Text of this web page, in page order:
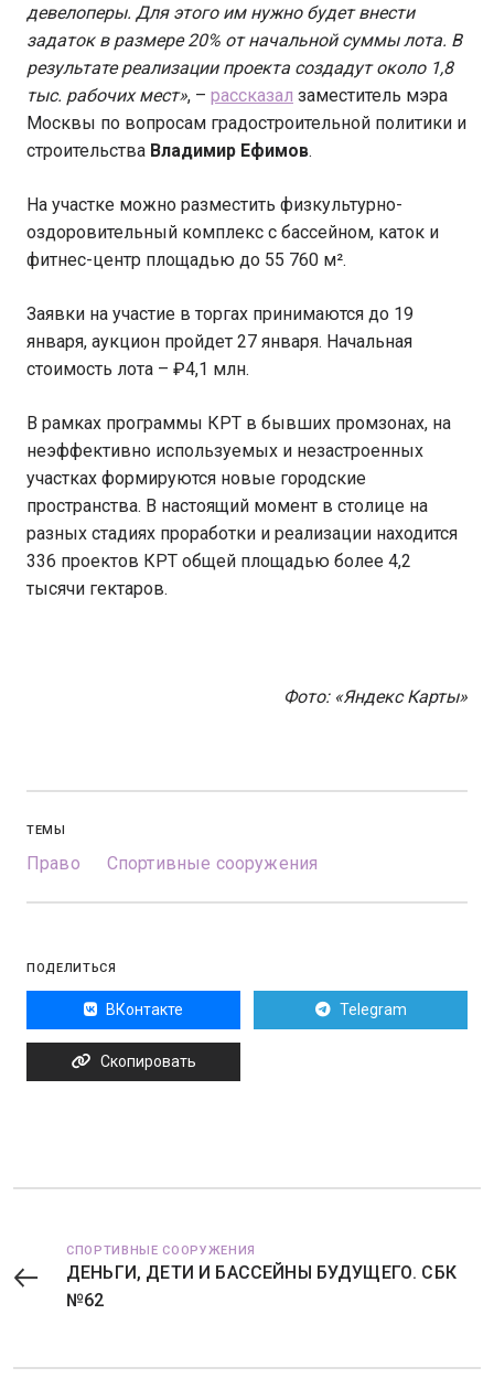
девелоперы. Для этого им нужно будет внести
задаток в размере 20% от начальной суммы лота. В
результате реализации проекта создадут около 1,8
тыс. рабочих мест», – рассказал заместитель мэра
Москвы по вопросам градостроительной политики и
строительства Владимир Ефимов.
На участке можно разместить физкультурно-
оздоровительный комплекс с бассейном, каток и
фитнес-центр площадью до 55 760 м².
Заявки на участие в торгах принимаются до 19
января, аукцион пройдет 27 января. Начальная
стоимость лота – ₽4,1 млн.
В рамках программы КРТ в бывших промзонах, на
неэффективно используемых и незастроенных
участках формируются новые городские
пространства. В настоящий момент в столице на
разных стадиях проработки и реализации находится
336 проектов КРТ общей площадью более 4,2
тысячи гектаров.
Фото: «Яндекс Карты»
ТЕМЫ
Право Спортивные сооружения
ПОДЕЛИТЬСЯ
ВКонтакте Telegram
Скопировать
СПОРТИВНЫЕ СООРУЖЕНИЯ
ДЕНЬГИ, ДЕТИ И БАССЕЙНЫ БУДУЩЕГО. СБК
№62